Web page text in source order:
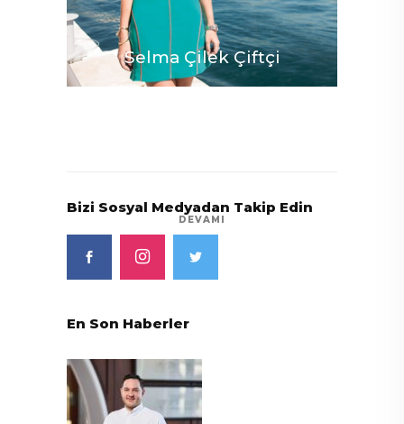
Selma Çilek Çiftçi
DEVAMI
Bizi Sosyal Medyadan Takip Edin
En Son Haberler